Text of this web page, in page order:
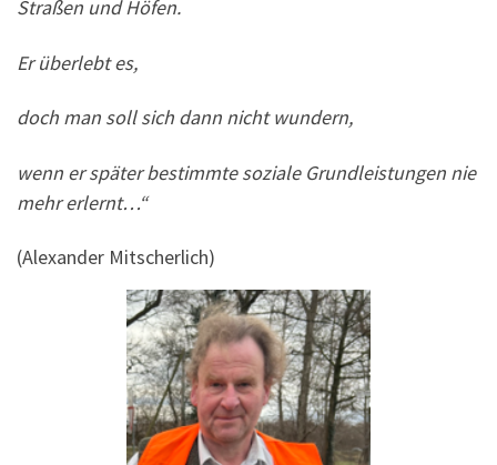
Straßen und Höfen.
Er überlebt es,
doch man soll sich dann nicht wundern,
wenn er später bestimmte soziale Grundleistungen nie
mehr erlernt…“
(Alexander Mitscherlich)